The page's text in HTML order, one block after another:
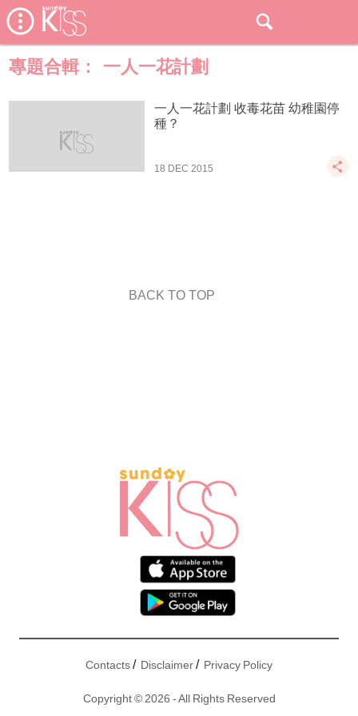
專題合輯： 一人一花計劃
一人一花計劃 收毒花苗 幼稚園停
種？
18 DEC 2015
BACK TO TOP
Contacts/ Disclaimer/ Privacy Policy
Copyright © 2026 - All Rights Reserved